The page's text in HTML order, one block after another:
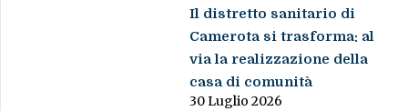
Il distretto sanitario di
Camerota si trasforma: al
via la realizzazione della
casa di comunità
30 Luglio 2026